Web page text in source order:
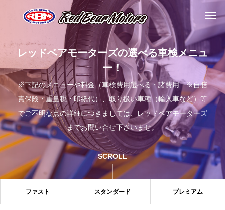
レッドベアモーターズの選べる車検メニュ
ー！
※下記のメニューや料金（車検費用選べる・諸費用 ※自賠
責保険・重量税・印紙代）、取り扱い車種（輸入車など）等
でご不明な点の詳細につきましては、レッドベアモーターズ
までお問い合せ下さいませ。
SCROLL
ファスト スタンダード プレミアム